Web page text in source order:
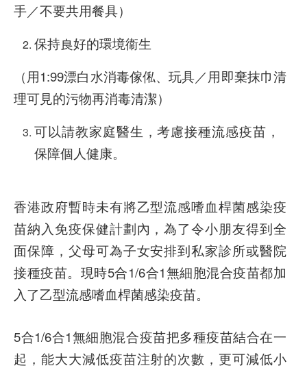
手／不要共用餐具）
保持良好的環境衞生
（用1:99漂白水消毒傢俬、玩具／用即棄抹巾清
理可見的污物再消毒清潔）
可以請教家庭醫生，考慮接種流感疫苗，
保障個人健康。
香港政府暫時未有將乙型流感嗜血桿菌感染疫
苗納入免疫保健計劃內，為了令小朋友得到全
面保障，父母可為子女安排到私家診所或醫院
接種疫苗。現時5合1/6合1無細胞混合疫苗都加
入了乙型流感嗜血桿菌感染疫苗。
5合1/6合1無細胞混合疫苗把多種疫苗結合在一
起，能大大減低疫苗注射的次數，更可減低小